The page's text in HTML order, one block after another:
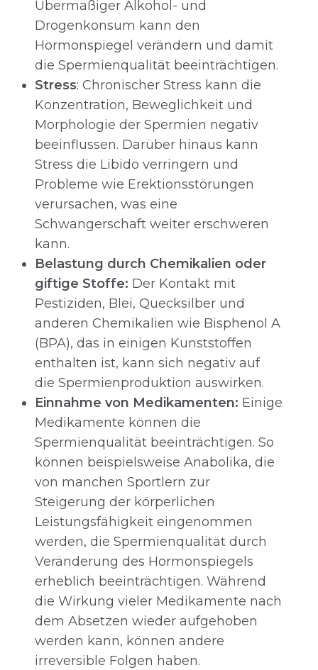
Übermäßiger Alkohol- und
Drogenkonsum kann den
Hormonspiegel verändern und damit
die Spermienqualität beeinträchtigen.
Stress: Chronischer Stress kann die
Konzentration, Beweglichkeit und
Morphologie der Spermien negativ
beeinflussen. Darüber hinaus kann
Stress die Libido verringern und
Probleme wie Erektionsstörungen
verursachen, was eine
Schwangerschaft weiter erschweren
kann.
Belastung durch Chemikalien oder
giftige Stoffe: Der Kontakt mit
Pestiziden, Blei, Quecksilber und
anderen Chemikalien wie Bisphenol A
(BPA), das in einigen Kunststoffen
enthalten ist, kann sich negativ auf
die Spermienproduktion auswirken.
Einnahme von Medikamenten: Einige
Medikamente können die
Spermienqualität beeinträchtigen. So
können beispielsweise Anabolika, die
von manchen Sportlern zur
Steigerung der körperlichen
Leistungsfähigkeit eingenommen
werden, die Spermienqualität durch
Veränderung des Hormonspiegels
erheblich beeinträchtigen. Während
die Wirkung vieler Medikamente nach
dem Absetzen wieder aufgehoben
werden kann, können andere
irreversible Folgen haben.